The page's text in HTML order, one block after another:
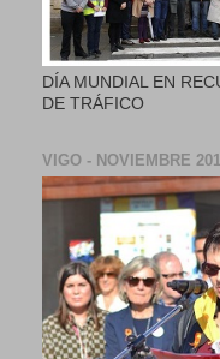
DÍA MUNDIAL EN
DE TRÁFICO
VIGO - NOVIEMBRE